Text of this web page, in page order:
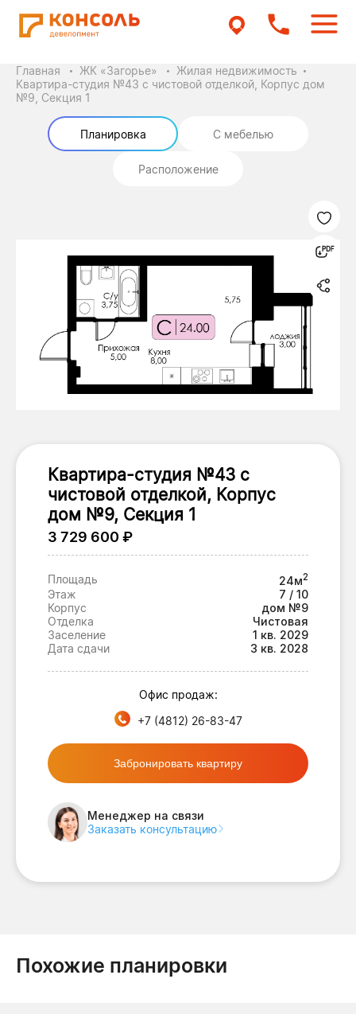
Главная ЖК «Загорье»
Жилая недвижимость
Квартира-студия №43 с чистовой отделкой, Корпус дом
№9, Секция 1
Планировка С мебелью
Расположение
Квартира-студия №43 с
чистовой отделкой, Корпус
дом №9, Секция 1
3 729 600 ₽
Площадь 24м2
Этаж
7 / 10
Корпус
дом №9
Отделка
Чистовая
Заселение
1 кв. 2029
Дата сдачи
3 кв. 2028
Офис продаж:
+7 (4812) 26-83-47
Забронировать квартиру
Менеджер на связи
Заказать консультацию
Похожие планировки